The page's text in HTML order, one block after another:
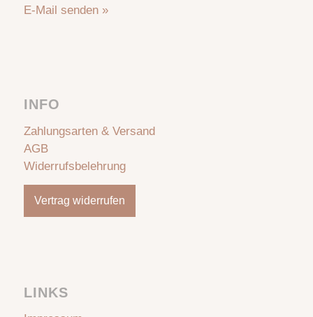
E-Mail senden »
INFO
Zahlungsarten & Versand
AGB
Widerrufsbelehrung
Vertrag widerrufen
LINKS